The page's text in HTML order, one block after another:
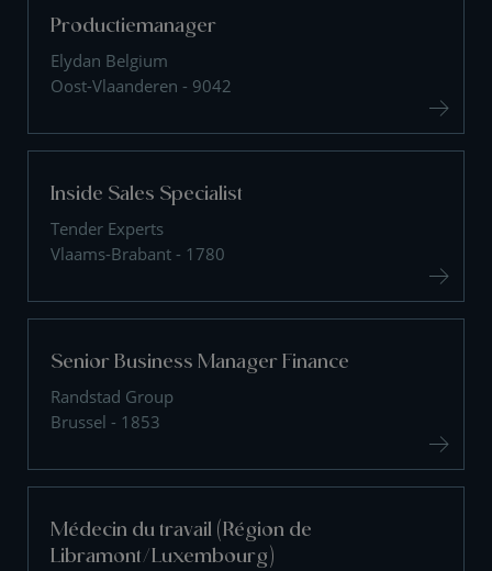
Productiemanager
Elydan Belgium
Oost-Vlaanderen - 9042
Inside Sales Specialist
Tender Experts
Vlaams-Brabant - 1780
Senior Business Manager Finance
Randstad Group
Brussel - 1853
Médecin du travail (Région de
Libramont/Luxembourg)